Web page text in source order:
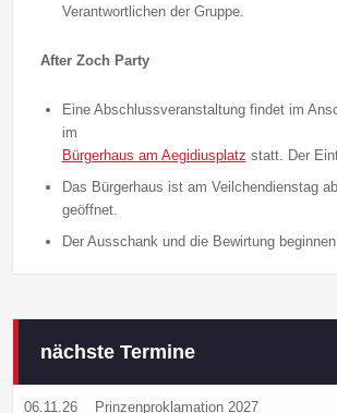
Verantwortlichen der Gruppe.
After Zoch Party
Eine Abschlussveranstaltung findet im
im
Bürgerhaus am Aegidiusplatz statt. Der
Das Bürgerhaus ist am Veilchendienstag
geöffnet.
Der Ausschank und die Bewirtung
nächste Termine
06.11.26
Prinzenproklamation 2027